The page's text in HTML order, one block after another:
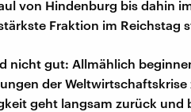
von Hindenburg bis dahin
Fraktion im Reichstag
nicht gut: Allmählich
der Weltwirtschaftskrise
geht langsam zurück und